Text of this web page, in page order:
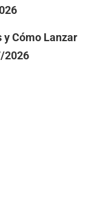
y Cómo Lanzar
2026